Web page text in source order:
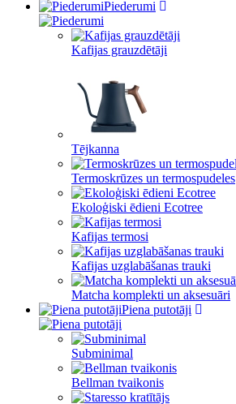
Piederumi
Kafijas grauzdētāji
Tējkanna
Termoskrūzes un termospudeles
Ekoloģiski ēdieni Ecotree
Kafijas termosi
Kafijas uzglabāšanas trauki
Matcha komplekti un aksesuāri
Piena putotāji
Subminimal
Bellman tvaikonis